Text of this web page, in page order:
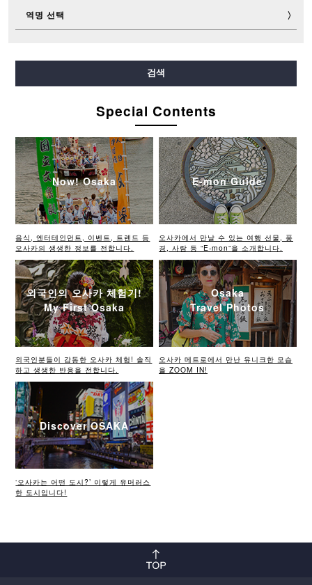
역명 선택
사카이스지선
뉴트램
검색
Special Contents
Now! Osaka
음식, 엔터테인먼트, 이벤트, 트렌드 등
오사카의 생생한 정보를 전합니다.
E-mon Guide
오사카에서 만날 수 있는 여행 선물, 풍
경, 사람 등 “E-mon”을 소개합니다.
외국인의 오사카 체험기!
My First Osaka
외국인분들이 감동한 오사카 체험! 솔직
하고 생생한 반응을 전합니다.
Osaka
Travel Photos
오사카 메트로에서 만난 유니크한 모습
을 ZOOM IN!
Discover OSAKA
‘오사카는 어떤 도시?’ 이렇게 유머러스
한 도시입니다!